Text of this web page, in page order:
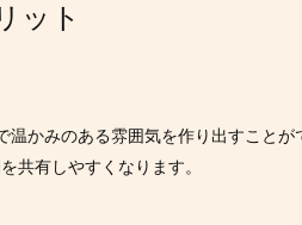
ット
温かみのある雰囲気を作り出すこと
共有しやすくなります。